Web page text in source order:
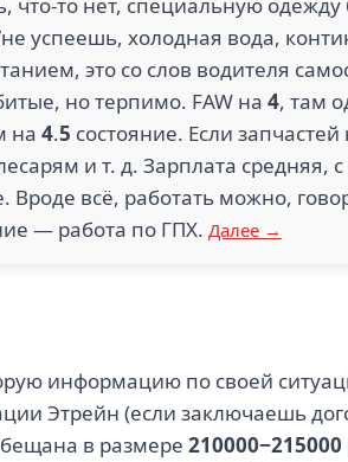
успеешь, холодная вода,
это со слов водителя
но терпимо. FAW на 4, там
на 4.5 состояние. Если запчастей
и т. д. Зарплата средняя,
всё, работать можно,
— работа по ГПХ. Далее →
информацию по своей
Этрейн (если заключаешь
в размере 210000−215000